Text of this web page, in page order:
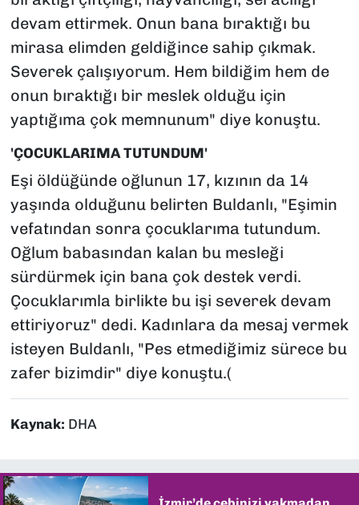
devam ettirmek. Onun bana bıraktığı bu
mirasa elimden geldiğince sahip çıkmak.
Severek çalışıyorum. Hem bildiğim hem de
onun bıraktığı bir meslek olduğu için
yaptığıma çok memnunum" diye konuştu.
'ÇOCUKLARIMA TUTUNDUM'
Eşi öldüğünde oğlunun 17, kızının da 14
yaşında olduğunu belirten Buldanlı, "Eşimin
vefatından sonra çocuklarıma tutundum.
Oğlum babasından kalan bu mesleği
sürdürmek için bana çok destek verdi.
Çocuklarımla birlikte bu işi severek devam
ettiriyoruz" dedi. Kadınlara da mesaj vermek
isteyen Buldanlı, "Pes etmediğimiz sürece bu
zafer bizimdir" diye konuştu.(
Kaynak: DHA